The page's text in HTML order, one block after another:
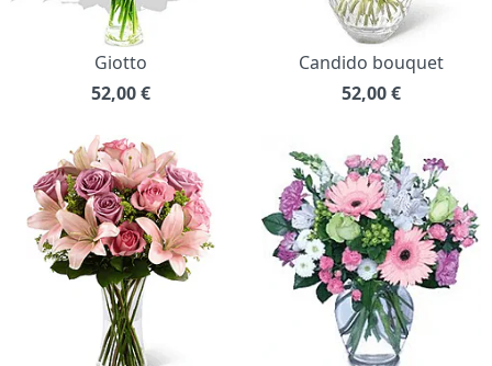
Giotto
52,00€
Candido bouquet
52,00€